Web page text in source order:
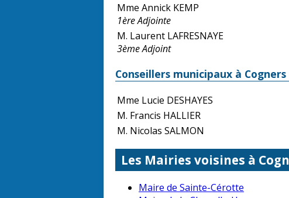
Mme Annick KEMP
1ère Adjointe
M. Laurent LAFRESNAYE
3ème Adjoint
Conseillers municipaux à Cogners
Mme Lucie DESHAYES
M. Francis HALLIER
M. Nicolas SALMON
Les Mairies voisines à
Maire de Sainte-Cérotte